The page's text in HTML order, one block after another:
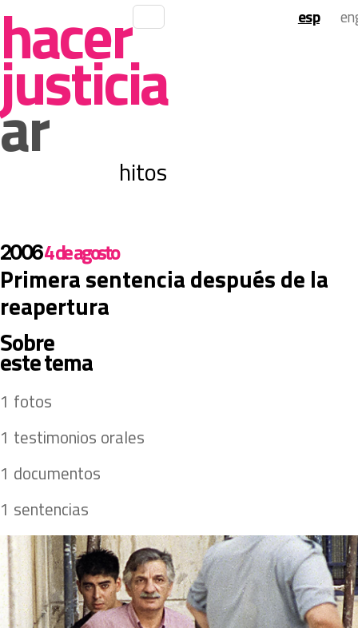
hacer
justicia
ar
esp
hitos
2006 4 de agosto
Primera sentencia después de la
reapertura
Sobre
este tema
1 fotos
1 testimonios orales
1 documentos
1 sentencias